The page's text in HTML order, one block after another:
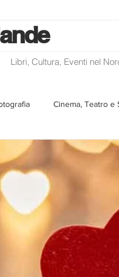
Libri, Cultura, Eventi nel
Cinema, Teatro e
Libri Musica
Utilità Il Blog di Mirabilis
CiniZEN